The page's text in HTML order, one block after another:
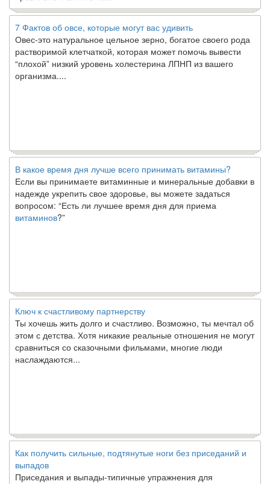
7 Фактов об овсе, которые могут вас удивить
Овес-это натуральное цельное зерно, богатое своего рода
растворимой клетчаткой, которая может помочь вывести
“плохой” низкий уровень холестерина ЛПНП из вашего
организма....
В какое время дня лучше всего принимать витамины?
Если вы принимаете витаминные и минеральные добавки в
надежде укрепить свое здоровье, вы можете задаться
вопросом: “Есть ли лучшее время дня для приема
витаминов ?”
Ключ к счастливому партнерству
Ты хочешь жить долго и счастливо. Возможно, ты мечтал об
этом с детства. Хотя никакие реальные отношения не могут
сравниться со сказочными фильмами, многие люди
наслаждаются...
Как получить сильные, подтянутые ноги без приседаний и
выпадов
Приседания и выпады-типичные упражнения для
укрепления мышц нижней части тела. Хотя они